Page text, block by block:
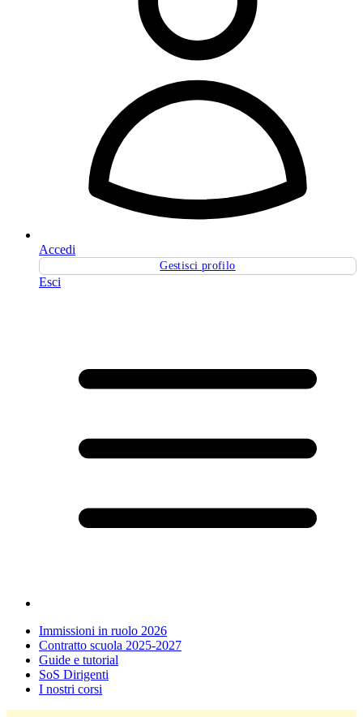
Accedi
Gestisci profilo
Esci
Immissioni in ruolo 2026
Contratto scuola 2025-2027
Guide e tutorial
SoS Dirigenti
I nostri corsi